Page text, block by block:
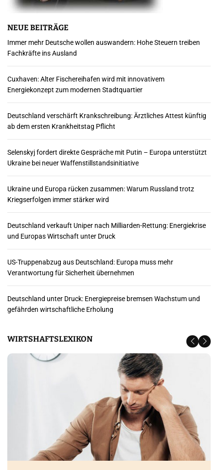
NEUE BEITRÄGE
Immer mehr Deutsche wollen auswandern: Hohe Steuern treiben
Fachkräfte ins Ausland
Cuxhaven: Alter Fischereihafen wird mit innovativem
Energiekonzept zum modernen Stadtquartier
Deutschland verschärft Krankschreibung: Ärztliches Attest künftig
ab dem ersten Krankheitstag Pflicht
Selenskyj fordert direkte Gespräche mit Putin – Europa unterstützt
Ukraine bei neuer Waffenstillstandsinitiative
Ukraine und Europa rücken zusammen: Warum Russland trotz
Kriegserfolgen immer stärker wird
Deutschland verkauft Uniper nach Milliarden-Rettung: Energiekrise
und Europas Wirtschaft unter Druck
US-Truppenabzug aus Deutschland: Europa muss mehr
Verantwortung für Sicherheit übernehmen
Deutschland unter Druck: Energiepreise bremsen Wachstum und
gefährden wirtschaftliche Erholung
WIRTSHAFTSLEXIKON